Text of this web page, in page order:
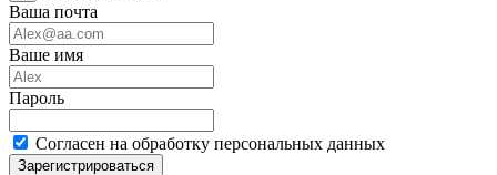
Ваша почта
Ваше имя
Пароль
Согласен на обработку персональных данных
Зарегистрироваться